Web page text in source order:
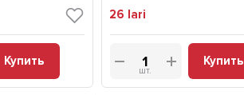
Купить
26 lari
шт.
Купить